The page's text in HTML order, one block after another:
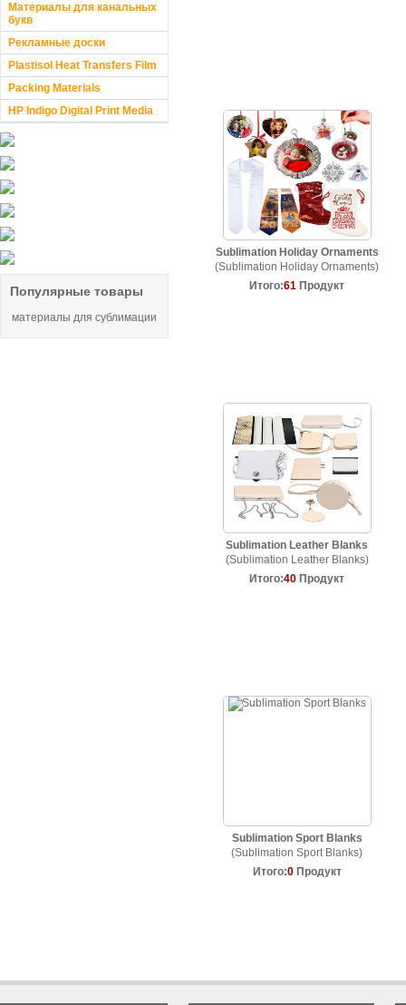
Материалы для канальных
букв
Рекламные доски
Plastisol Heat Transfers Film
Packing Materials
HP Indigo Digital Print Media
Популярные товары
материалы для сублимации
Sublimation Holiday Ornaments
(Sublimation Holiday Ornaments)
Итого:61 Продукт
Sublimation Leather Blanks
(Sublimation Leather Blanks)
Итого:40 Продукт
Sublimation Sport Blanks
(Sublimation Sport Blanks)
Итого:0 Продукт